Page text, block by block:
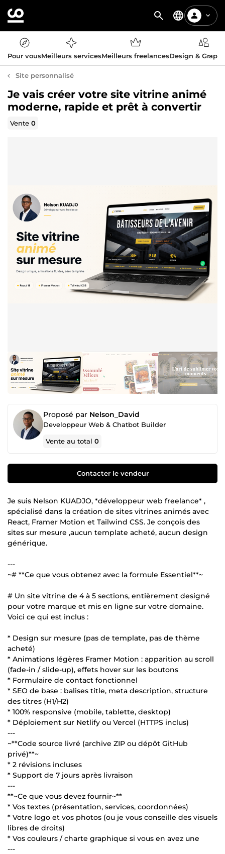
Pour vousMeilleurs servicesMeilleurs freelancesDesign &
Site personnalisé
Je vais créer votre site vitrine animé
moderne, rapide et prêt à convertir
Vente0
Proposé par Nelson_David
Developpeur Web & Chatbot Builder
Vente au total0
Contacter le vendeur
Je suis Nelson KUADJO, *développeur web freelance* ,
spécialisé dans la création de sites vitrines animés avec
React, Framer Motion et Tailwind CSS. Je conçois des
sites sur mesure ,aucun template acheté, aucun design
générique.
---
~# **Ce que vous obtenez avec la formule Essentiel**~
# Un site vitrine de 4 à 5 sections, entièrement designé
pour votre marque et mis en ligne sur votre domaine.
Voici ce qui est inclus :
* Design sur mesure (pas de template, pas de thème
acheté)
* Animations légères Framer Motion : apparition au scroll
(fade-in / slide-up), effets hover sur les boutons
* Formulaire de contact fonctionnel
* SEO de base : balises title, meta description, structure
des titres (H1/H2)
* 100% responsive (mobile, tablette, desktop)
* Déploiement sur Netlify ou Vercel (HTTPS inclus)
---
~**Code source livré (archive ZIP ou dépôt GitHub
privé)**~
* 2 révisions incluses
* Support de 7 jours après livraison
---
**~Ce que vous devez fournir~**
* Vos textes (présentation, services, coordonnées)
* Votre logo et vos photos (ou je vous conseille des visuels
libres de droits)
* Vos couleurs / charte graphique si vous en avez une
---